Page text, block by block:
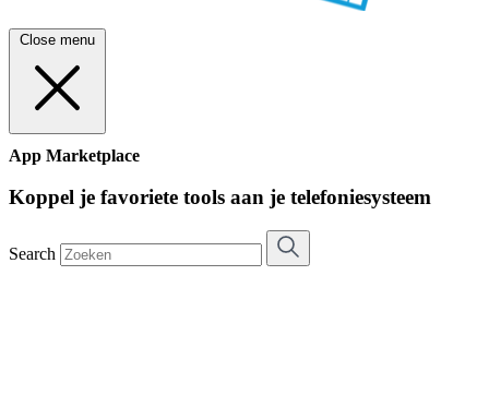
Close menu
App Marketplace
Koppel je favoriete tools aan je telefoniesysteem
Search